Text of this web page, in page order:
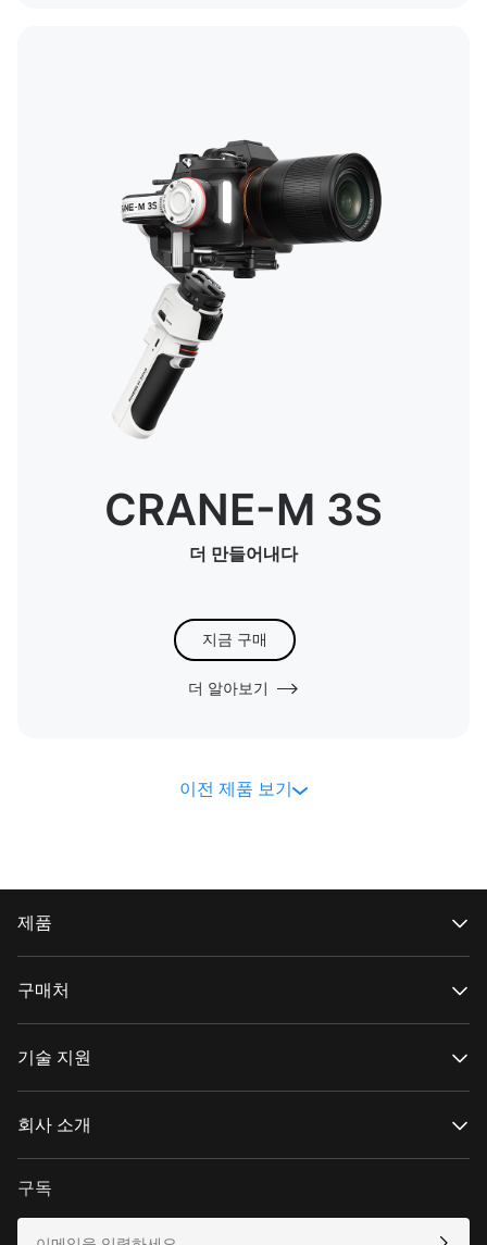
CRANE-M 3S
더 만들어내다
지금 구매
더 알아보기
이전 제품 보기
제품
WEEBILL 시리즈
SMOOTH 시리즈
FIVERAY 시리즈
구매처
공인 온라인 스토어
매장 구매
기술 지원
다운로드
수리 서비스
카메라 호환성 보기
회사 소개
Newsroom
연락처
피드백
구독